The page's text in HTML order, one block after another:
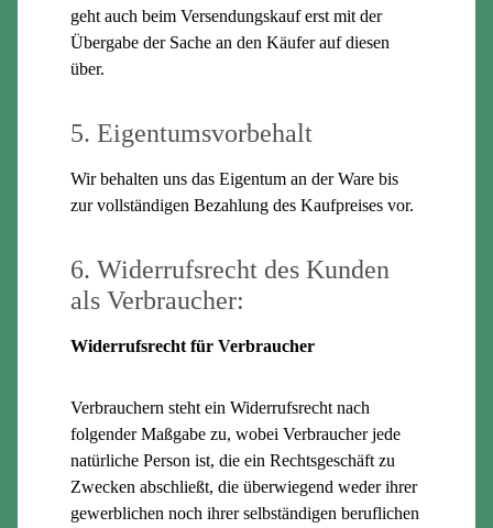
geht auch beim Versendungskauf erst mit der
Übergabe der Sache an den Käufer auf diesen
über.
5. Eigentumsvorbehalt
Wir behalten uns das Eigentum an der Ware bis
zur vollständigen Bezahlung des Kaufpreises vor.
6. Widerrufsrecht des Kunden
als Verbraucher:
Widerrufsrecht für Verbraucher
Verbrauchern steht ein Widerrufsrecht nach
folgender Maßgabe zu, wobei Verbraucher jede
natürliche Person ist, die ein Rechtsgeschäft zu
Zwecken abschließt, die überwiegend weder ihrer
gewerblichen noch ihrer selbständigen beruflichen